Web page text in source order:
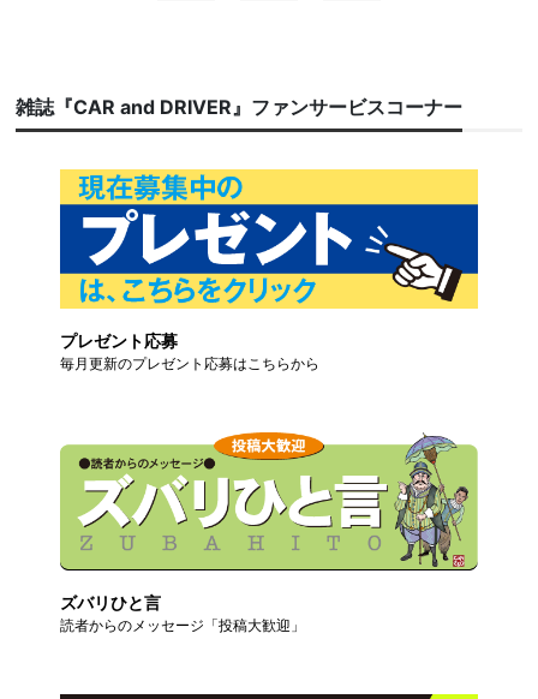
雑誌『CAR and DRIVER』ファンサービスコーナー
プレゼント応募
毎月更新のプレゼント応募はこちらから
ズバリひと言
読者からのメッセージ「投稿大歓迎」